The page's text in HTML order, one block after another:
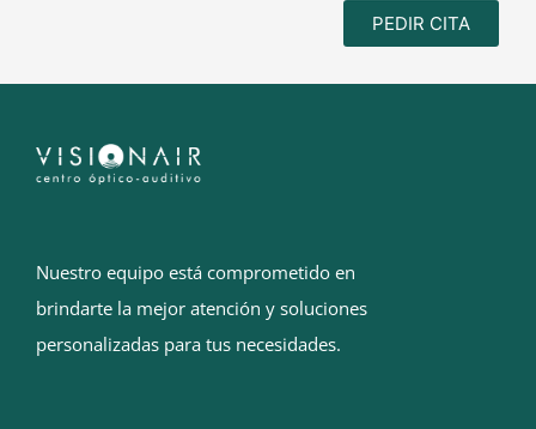
PEDIR CITA
Nuestro equipo está comprometido en
brindarte la mejor atención y soluciones
personalizadas para tus necesidades.